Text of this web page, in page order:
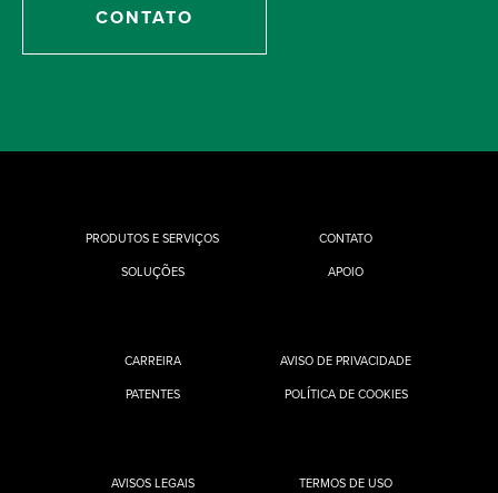
CONTATO
PRODUTOS E SERVIÇOS
SOLUÇÕES
CONTATO
APOIO
CARREIRA
PATENTES
AVISO DE PRIVACIDADE
POLÍTICA DE COOKIES
AVISOS LEGAIS TERMOS DE USO